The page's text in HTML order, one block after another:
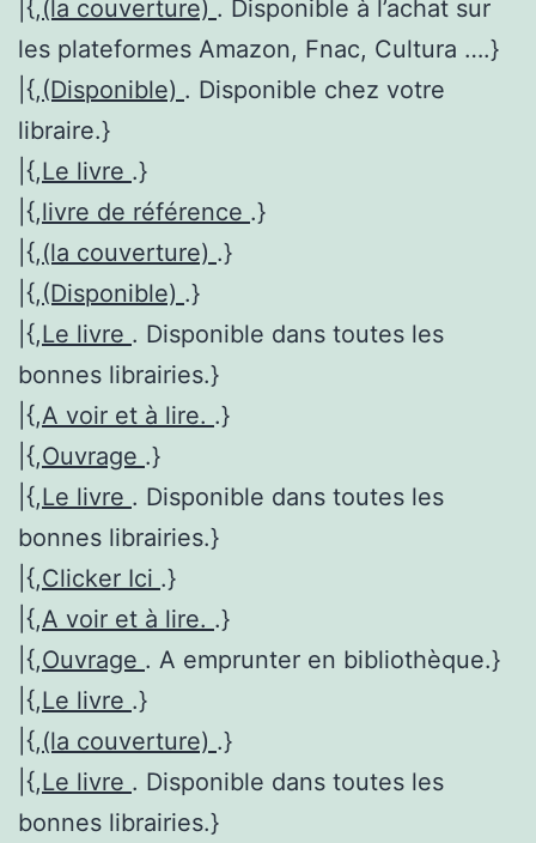
|{,(la couverture) . Disponible à l’achat sur
les plateformes Amazon, Fnac, Cultura ….}
|{,(Disponible) . Disponible chez votre
libraire.}
|{,Le livre .}
|{,livre de référence .}
|{,(la couverture) .}
|{,(Disponible) .}
|{,Le livre . Disponible dans toutes les
bonnes librairies.}
|{,A voir et à lire. .}
|{,Ouvrage .}
|{,Le livre . Disponible dans toutes les
bonnes librairies.}
|{,Clicker Ici .}
|{,A voir et à lire. .}
|{,Ouvrage . A emprunter en bibliothèque.}
|{,Le livre .}
|{,(la couverture) .}
|{,Le livre . Disponible dans toutes les
bonnes librairies.}